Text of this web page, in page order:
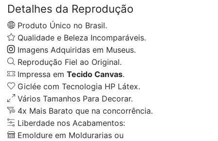
Detalhes da Reprodução
Produto Único no Brasil.
Qualidade e Beleza Incomparáveis.
Imagens Adquiridas em Museus.
Reprodução Fiel ao Original.
Impressa em Tecido Canvas.
Giclée com Tecnologia HP Látex.
Vários Tamanhos Para Decorar.
4x Mais Barato que na concorrência.
Liberdade nos Acabamentos:
Emoldure em Moldurarias ou